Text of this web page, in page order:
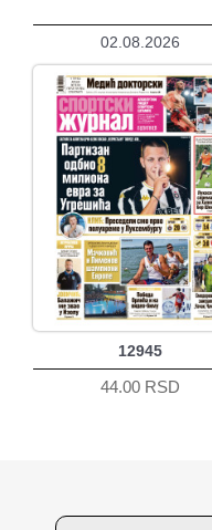
02.08.2026
12945
44.00 RSD